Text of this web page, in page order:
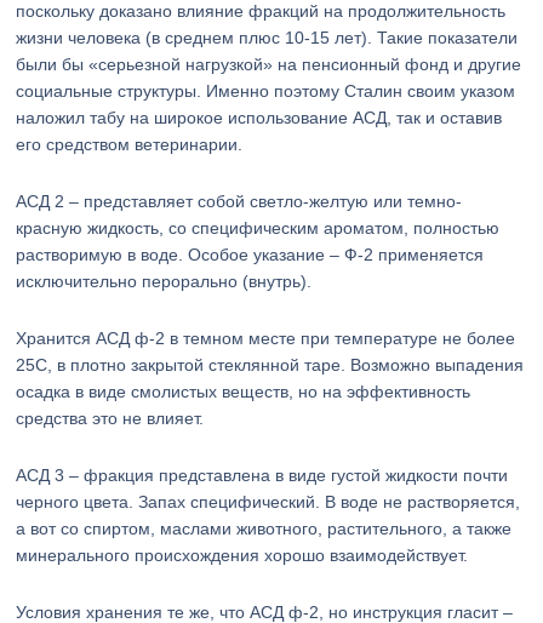
поскольку доказано влияние фракций на продолжительность
жизни человека (в среднем плюс 10-15 лет). Такие показатели
были бы «серьезной нагрузкой» на пенсионный фонд и другие
социальные структуры. Именно поэтому Сталин своим указом
наложил табу на широкое использование АСД, так и оставив
его средством ветеринарии.
АСД 2 – представляет собой светло-желтую или темно-
красную жидкость, со специфическим ароматом, полностью
растворимую в воде. Особое указание – Ф-2 применяется
исключительно перорально (внутрь).
Хранится АСД ф-2 в темном месте при температуре не более
25C, в плотно закрытой стеклянной таре. Возможно выпадения
осадка в виде смолистых веществ, но на эффективность
средства это не влияет.
АСД 3 – фракция представлена в виде густой жидкости почти
черного цвета. Запах специфический. В воде не растворяется,
а вот со спиртом, маслами животного, растительного, а также
минерального происхождения хорошо взаимодействует.
Условия хранения те же, что АСД ф-2, но инструкция гласит –